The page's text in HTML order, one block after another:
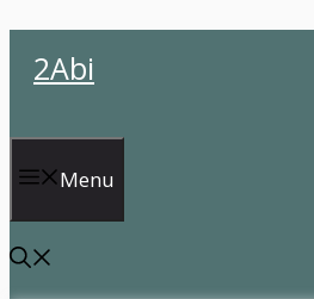
atla2Abi
Menu